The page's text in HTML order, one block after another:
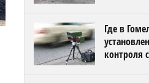
Где в
контроля